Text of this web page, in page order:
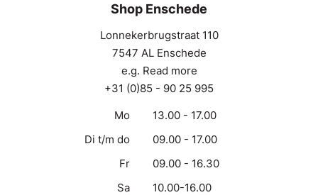
Shop Enschede
Lonnekerbrugstraat 110
7547 AL Enschede
e.g. Read more
+31 (0)85 - 90 25 995
Mo
13.00 - 17.00
Di t/m do
09.00 - 17.00
Fr
09.00 - 16.30
Sa
10.00-16.00